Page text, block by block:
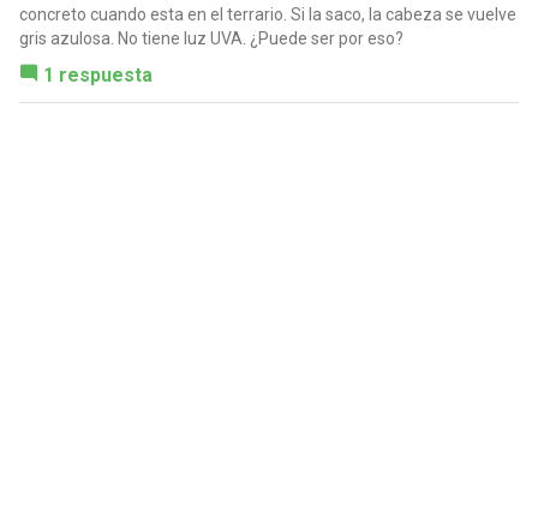
concreto cuando esta en el terrario. Si la saco, la cabeza se vuelve
gris azulosa. No tiene luz UVA. ¿Puede ser por eso?
1 respuesta